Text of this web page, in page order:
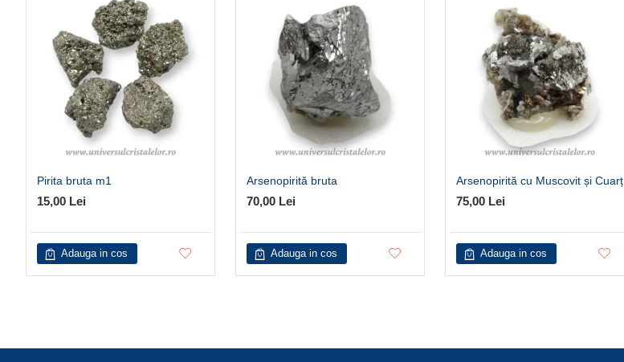
Pirita bruta m1
15,00 Lei
Adauga in cos
Arsenopirită bruta
70,00 Lei
Adauga in cos
Arsenopirită cu Muscovit și Cuarț
75,00 Lei
Adauga in cos